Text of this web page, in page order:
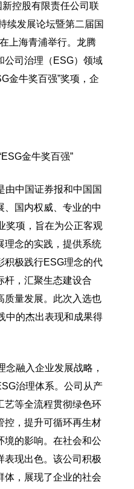
控股有限责任公司联
续发展论坛暨第二届国
上海青浦举行。龙腾
公司治理（ ESG）领域
金牛奖百强”奖项，企
ESG金牛奖百强”
由中国证券报和中国国
、国内权威、专业的中
奖项，旨在为公正客观
理念的实践，提供系统
积极践行ESG理念的代
杆，汇聚生态建设合
质量发展。此次入选也
中的杰出表现和成果得
念融入企业发展战略，
治理体系。公司从产
艺等全流程贯彻绿色环
控，提升可循环再生材
境的影响。在社会和公
表现出色。该公司积极
体，展现了企业的社会